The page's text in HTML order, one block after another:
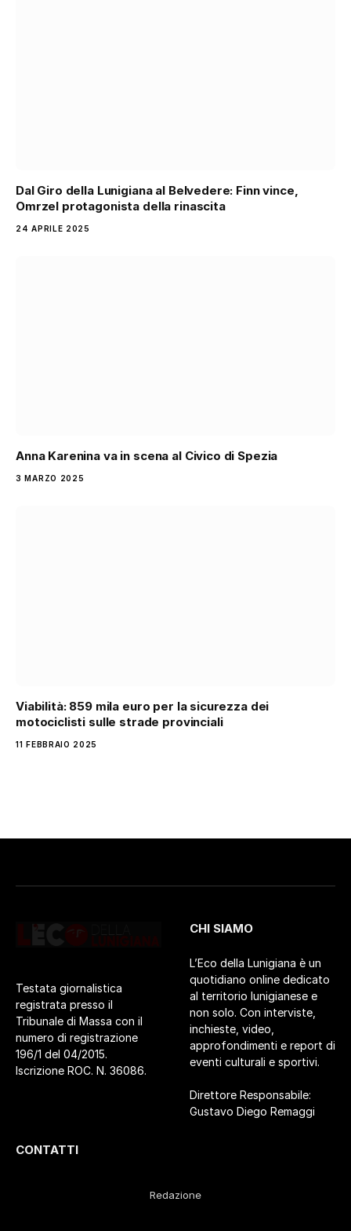
Dal Giro della Lunigiana al Belvedere: Finn vince,
Omrzel protagonista della rinascita
24 APRILE 2025
Anna Karenina va in scena al Civico di Spezia
3 MARZO 2025
Viabilità: 859 mila euro per la sicurezza dei
motociclisti sulle strade provinciali
11 FEBBRAIO 2025
Testata giornalistica
registrata presso il
Tribunale di Massa con il
numero di registrazione
196/1 del 04/2015.
Iscrizione ROC. N. 36086.
CHI SIAMO
L’Eco della Lunigiana è un
quotidiano online dedicato
al territorio lunigianese e
non solo. Con interviste,
inchieste, video,
approfondimenti e report di
eventi culturali e sportivi.
Direttore Responsabile:
Gustavo Diego Remaggi
CONTATTI
Redazione